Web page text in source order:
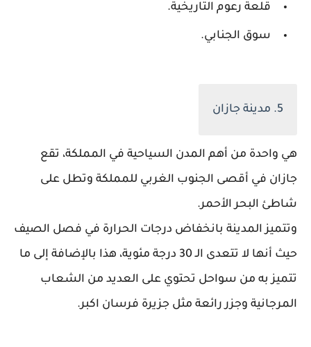
قلعة رعوم التاريخية.
سوق الجنابي.
5. مدينة جازان
هي واحدة من أهم المدن السياحية في المملكة، تقع
جازان في أقصى الجنوب الغربي للمملكة وتطل على
شاطئ البحر الأحمر.
وتتميز المدينة بانخفاض درجات الحرارة في فصل الصيف
حيث أنها لا تتعدى الـ 30 درجة مئوية، هذا بالإضافة إلى ما
تتميز به من سواحل تحتوي على العديد من الشعاب
المرجانية وجزر رائعة مثل جزيرة فرسان اكبر.